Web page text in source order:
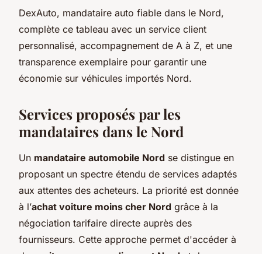
DexAuto, mandataire auto fiable dans le Nord,
complète ce tableau avec un service client
personnalisé, accompagnement de A à Z, et une
transparence exemplaire pour garantir une
économie sur véhicules importés Nord.
Services proposés par les
mandataires dans le Nord
Un mandataire automobile Nord se distingue en
proposant un spectre étendu de services adaptés
aux attentes des acheteurs. La priorité est donnée
à l’achat voiture moins cher Nord grâce à la
négociation tarifaire directe auprès des
fournisseurs. Cette approche permet d'accéder à